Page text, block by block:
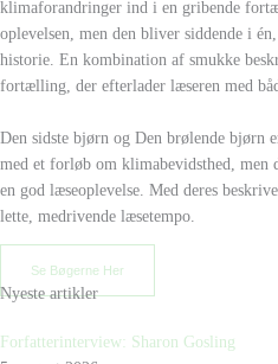
klimaforandringer ind i en gribende
oplevelsen, men den bliver siddende i
historie. En kombination af smukke
fortælling, der efterlader læseren med
Den sidste bjørn og Den brølende bjørn
med et forløb om klimabevidsthed, men
en god læseoplevelse. Med deres
lette, medrivende læsetempo.
Se Bøgerne Her
Nyeste artikler
Forfatterinterview: Sharon Gosling